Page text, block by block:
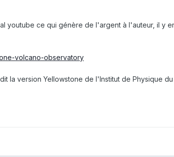
youtube ce qui génère de l'argent à l'auteur, il y
volcano-observatory
la version Yellowstone de l'Institut de Physique